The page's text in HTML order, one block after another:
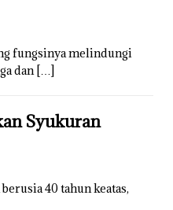
fungsinya melindungi
dan […]
Syukuran
40 tahun keatas,